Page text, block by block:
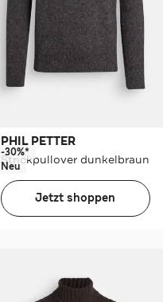
PHIL PETTER
Strickpullover dunkelbraun
-30%*
Neu
Jetzt shoppen